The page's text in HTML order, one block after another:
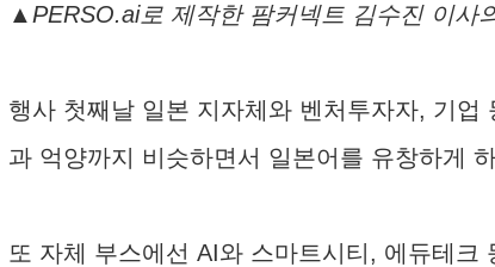
▲PERSO.ai로 제작한 팜커넥트 김수진 이사
행사 첫째날 일본 지자체와 벤처투자자, 기
과 억양까지 비슷하면서 일본어를 유창하게
또 자체 부스에선 AI와 스마트시티, 에듀테